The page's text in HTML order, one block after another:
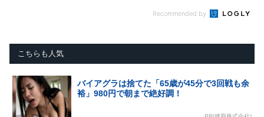
Recommended by
こちらも人気
バイアグラは捨てた「65歳が45分で3回戦も余
裕」980円で朝まで絶好調！